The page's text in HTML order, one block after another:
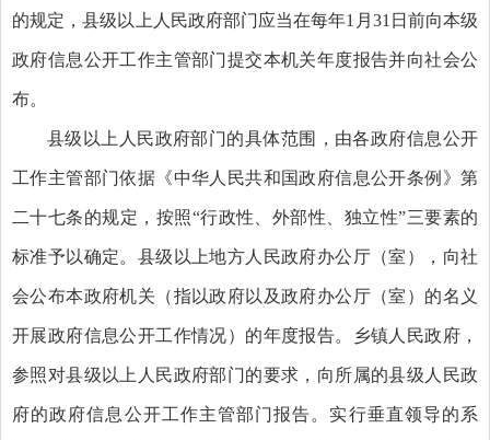
的规定，县级以上人民政府部门应当在每年1月31日前向本级
政府信息公开工作主管部门提交本机关年度报告并向社会公
布。
县级以上人民政府部门的具体范围，由各政府信息公开
工作主管部门依据《中华人民共和国政府信息公开条例》第
二十七条的规定，按照“行政性、外部性、独立性”三要素的
标准予以确定。县级以上地方人民政府办公厅（室），向社
会公布本政府机关（指以政府以及政府办公厅（室）的名义
开展政府信息公开工作情况）的年度报告。乡镇人民政府，
参照对县级以上人民政府部门的要求，向所属的县级人民政
府的政府信息公开工作主管部门报告。实行垂直领导的系